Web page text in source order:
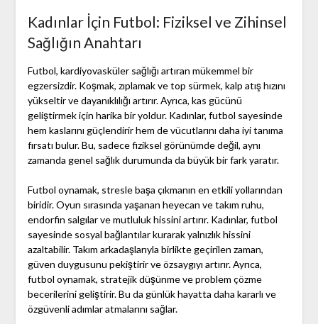
Kadınlar İçin Futbol: Fiziksel ve Zihinsel
Sağlığın Anahtarı
Futbol, kardiyovasküler sağlığı artıran mükemmel bir
egzersizdir. Koşmak, zıplamak ve top sürmek, kalp atış hızını
yükseltir ve dayanıklılığı artırır. Ayrıca, kas gücünü
geliştirmek için harika bir yoldur. Kadınlar, futbol sayesinde
hem kaslarını güçlendirir hem de vücutlarını daha iyi tanıma
fırsatı bulur. Bu, sadece fiziksel görünümde değil, aynı
zamanda genel sağlık durumunda da büyük bir fark yaratır.
Futbol oynamak, stresle başa çıkmanın en etkili yollarından
biridir. Oyun sırasında yaşanan heyecan ve takım ruhu,
endorfin salgılar ve mutluluk hissini artırır. Kadınlar, futbol
sayesinde sosyal bağlantılar kurarak yalnızlık hissini
azaltabilir. Takım arkadaşlarıyla birlikte geçirilen zaman,
güven duygusunu pekiştirir ve özsaygıyı artırır. Ayrıca,
futbol oynamak, stratejik düşünme ve problem çözme
becerilerini geliştirir. Bu da günlük hayatta daha kararlı ve
özgüvenli adımlar atmalarını sağlar.